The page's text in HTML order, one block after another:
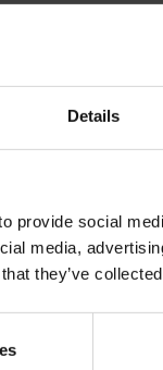
Details
provide social
media,
they’ve
ingang bevindt
op één van